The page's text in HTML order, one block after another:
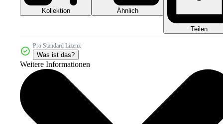
Kollektion Ähnlich
Teilen
Pro Standard Lizenz
Was ist das?
Weitere Informationen